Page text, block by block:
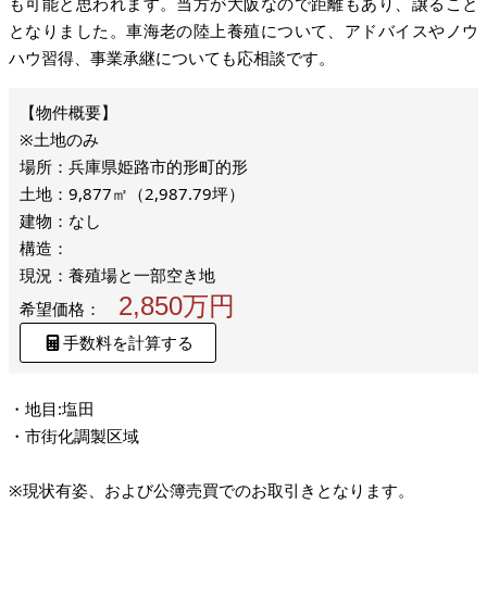
となりました。車海老の陸上養殖について、アドバイスやノウ
ハウ習得、事業承継についても応相談です。
※土地のみ
場所：兵庫県姫路市的形町的形
土地：9,877㎡（2,987.79坪）
建物：なし
構造：
現況：養殖場と一部空き地
希望価格：
2,850万円
手数料を計算する
・地目:塩田
・市街化調製区域
※現状有姿、および公簿売買でのお取引きとなります。